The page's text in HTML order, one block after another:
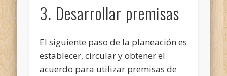
3. Desarrollar premisas
El siguiente paso de la planeación es
establecer, circular y obtener el
acuerdo para utilizar premisas de